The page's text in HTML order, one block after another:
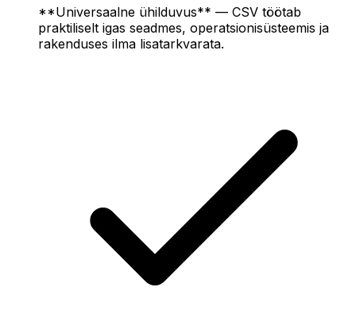
**Universaalne ühilduvus** — CSV töötab
praktiliselt igas seadmes, operatsionisüsteemis ja
rakenduses ilma lisatarkvarata.